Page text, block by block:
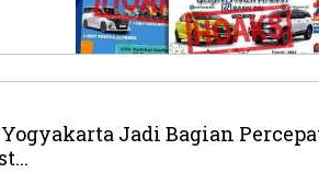
Jadi Bagian